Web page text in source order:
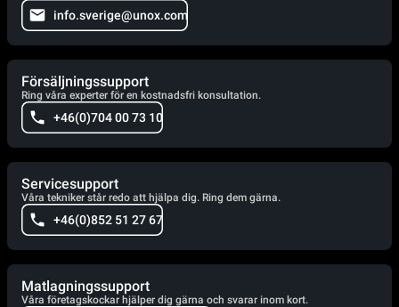
info.sverige@unox.com
Försäljningssupport
Ring våra experter för en kostnadsfri konsultation.
+46(0)704 00 73 10
Servicesupport
Våra tekniker står redo att hjälpa dig. Ring dem gärna.
+46(0)852 51 27 67
Matlagningssupport
Våra företagskockar hjälper dig gärna och svarar inom kort.